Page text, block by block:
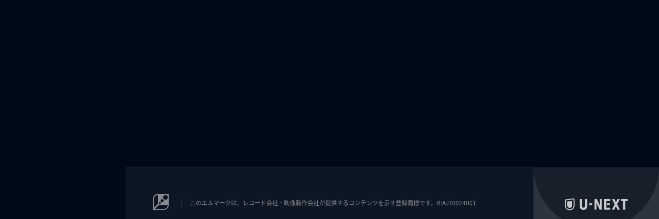
このエルマークは、レコード会社・映像製作会社が提供するコンテンツを示す登録商標です。RIAJ70024001